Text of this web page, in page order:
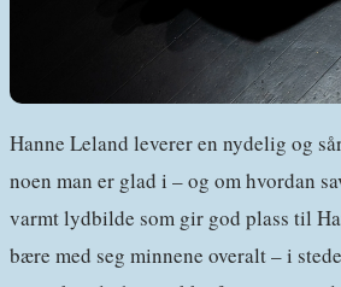
Hanne Leland leverer en nydelig og
noen man er glad i – og om hvordan
varmt lydbilde som gir god plass til
bære med seg minnene overalt – i